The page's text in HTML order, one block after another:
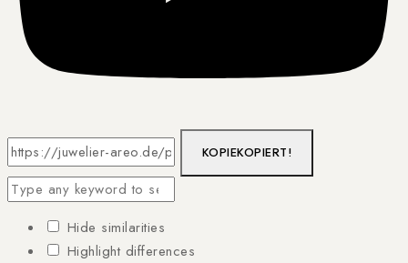
KOPIEKOPIERT!
Hide similarities
Highlight differences